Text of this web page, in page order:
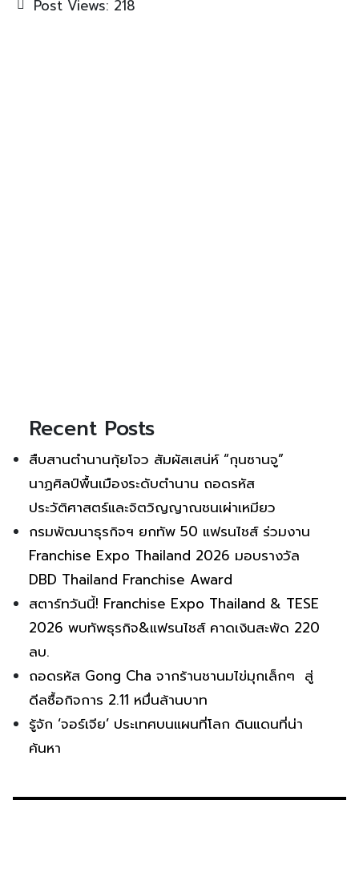
Post Views: 218
Recent Posts
สืบสานตำนานกุ้ยโจว สัมผัสเสน่ห์ “กุนซานจู”
นาฏศิลป์พื้นเมืองระดับตำนาน ถอดรหัส
ประวัติศาสตร์และจิตวิญญาณชนเผ่าเหมียว
กรมพัฒนาธุรกิจฯ ยกทัพ 50 แฟรนไชส์ ร่วมงาน
Franchise Expo Thailand 2026 มอบรางวัล
DBD Thailand Franchise Award
สตาร์ทวันนี้! Franchise Expo Thailand & TESE
2026 พบทัพธุรกิจ&แฟรนไชส์ คาดเงินสะพัด 220
ลบ.
ถอดรหัส Gong Cha จากร้านชานมไข่มุกเล็กๆ สู่
ดีลซื้อกิจการ 2.11 หมื่นล้านบาท
รู้จัก ‘จอร์เจีย’ ประเทศบนแผนที่โลก ดินแดนที่น่า
ค้นหา